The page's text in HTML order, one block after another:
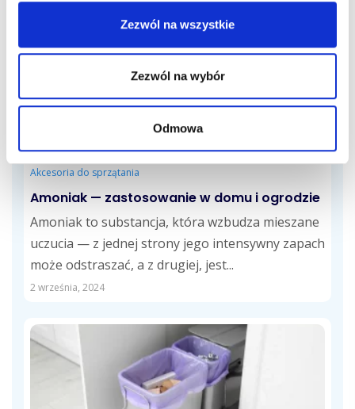
Zezwól na wszystkie
Zezwól na wybór
Odmowa
Akcesoria do sprzątania
Amoniak — zastosowanie w domu i ogrodzie
Amoniak to substancja, która wzbudza mieszane
uczucia — z jednej strony jego intensywny zapach
może odstraszać, a z drugiej, jest...
2 września, 2024